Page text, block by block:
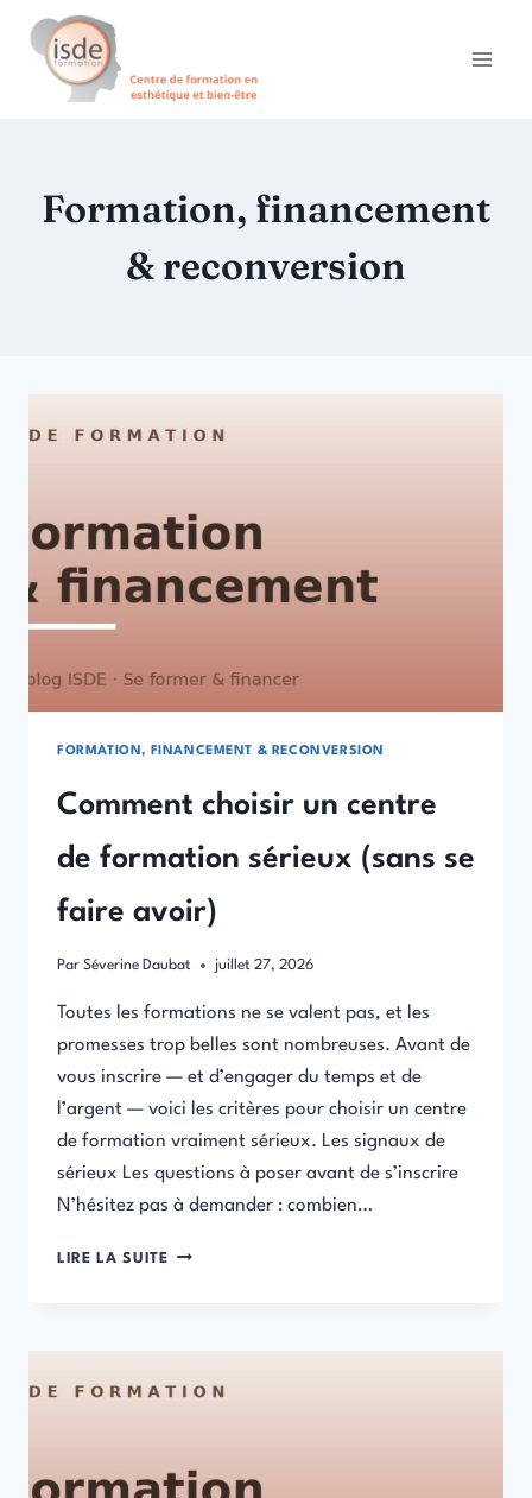
contenu
Formation, financement
& reconversion
FORMATION, FINANCEMENT & RECONVERSION
Comment choisir un centre
de formation sérieux (sans se
faire avoir)
Par Séverine Daubat juillet 27, 2026
Toutes les formations ne se valent pas, et les
promesses trop belles sont nombreuses. Avant de
vous inscrire — et d’engager du temps et de
l’argent — voici les critères pour choisir un centre
de formation vraiment sérieux. Les signaux de
sérieux Les questions à poser avant de s’inscrire
N’hésitez pas à demander : combien…
LIRE LA SUITECOMMENT
DE
FAIRE